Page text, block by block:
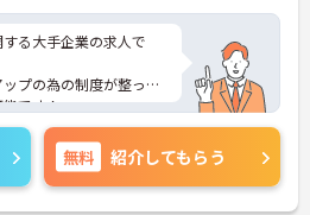
る大手企業の求人で
プの為の制度が整って
です！
イントなど、さらに詳
にご相談ください。
無料 紹介してもらう